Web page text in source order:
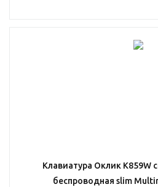
Клавиатура Оклик K859W
беспроводная slim